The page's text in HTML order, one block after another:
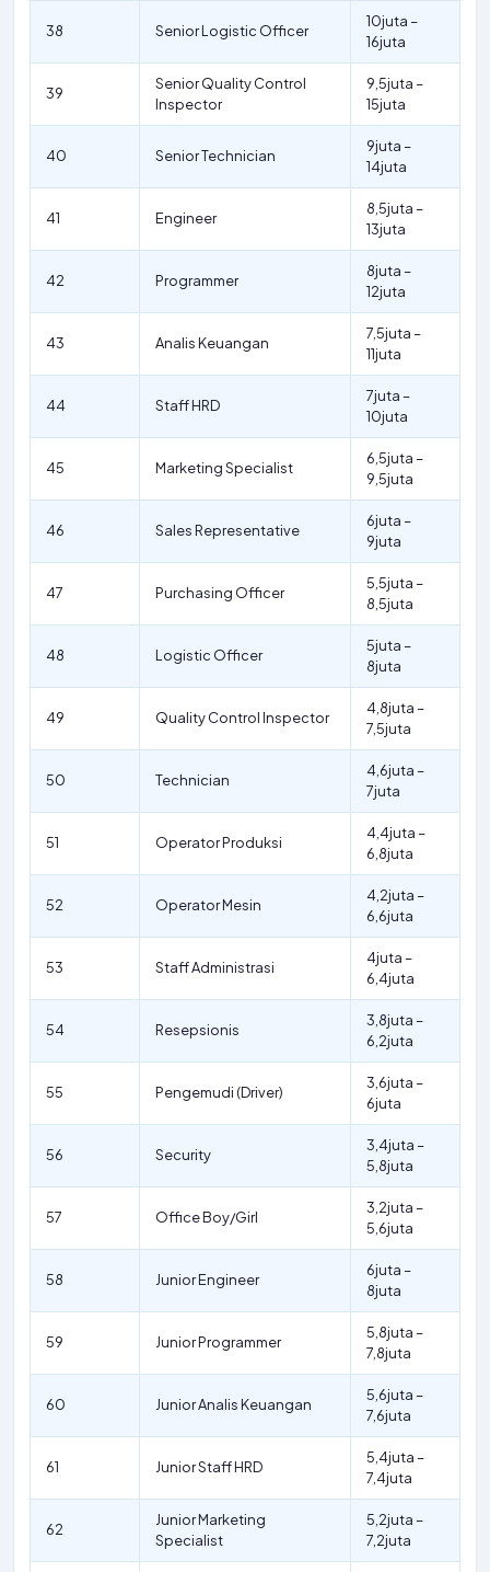
38 Senior Logistic Officer
10juta –
16juta
39
Senior Quality Control
Inspector
9,5juta –
15juta
40 Senior Technician
9juta –
14juta
41 Engineer
8,5juta –
13juta
42 Programmer
8juta –
12juta
43 Analis Keuangan
7,5juta –
11juta
44 Staff HRD
7juta –
10juta
45 Marketing Specialist
6,5juta –
9,5juta
46 Sales Representative
6juta –
9juta
47 Purchasing Officer
5,5juta –
8,5juta
48 Logistic Officer
5juta –
8juta
49 Quality Control Inspector
4,8juta –
7,5juta
50 Technician
4,6juta –
7juta
51 Operator Produksi
4,4juta –
6,8juta
52 Operator Mesin
4,2juta –
6,6juta
53 Staff Administrasi
4juta –
6,4juta
54 Resepsionis
3,8juta –
6,2juta
55 Pengemudi (Driver)
3,6juta –
6juta
56 Security
3,4juta –
5,8juta
57 Office Boy/Girl
3,2juta –
5,6juta
58 Junior Engineer
6juta –
8juta
59 Junior Programmer
5,8juta –
7,8juta
60 Junior Analis Keuangan
5,6juta –
7,6juta
61 Junior Staff HRD
5,4juta –
7,4juta
62
Junior Marketing
Specialist
5,2juta –
7,2juta